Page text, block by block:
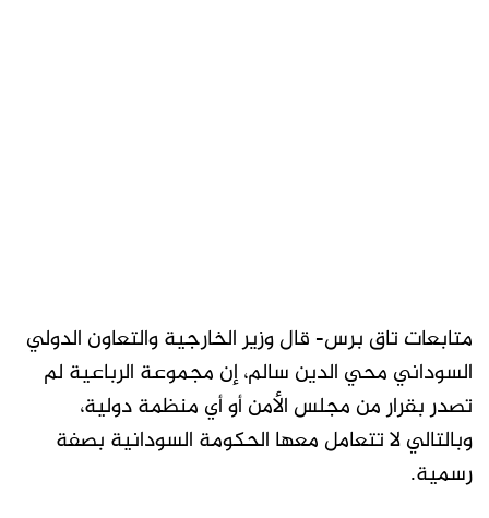
متابعات تاق برس- قال وزير الخارجية والتعاون الدولي
السوداني محي الدين سالم، إن مجموعة الرباعية لم
تصدر بقرار من مجلس الأمن أو أي منظمة دولية،
وبالتالي لا تتعامل معها الحكومة السودانية بصفة
رسمية.